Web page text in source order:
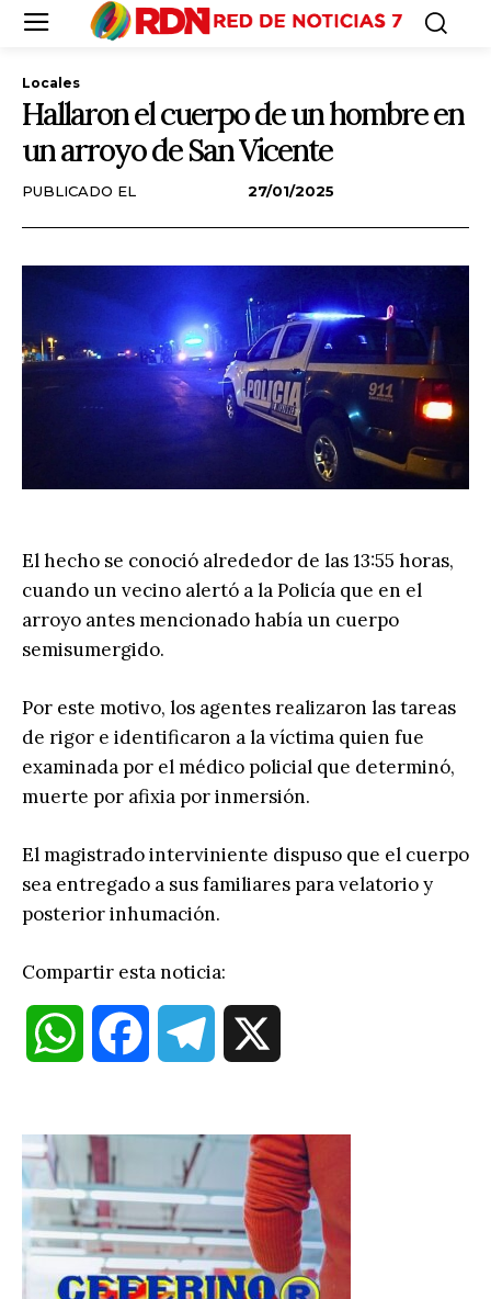
Locales
Hallaron el cuerpo de un hombre en
un arroyo de San Vicente
PUBLICADO EL 27/01/2025
El hecho se conoció alrededor de las 13:55 horas,
cuando un vecino alertó a la Policía que en el
arroyo antes mencionado había un cuerpo
semisumergido.
Por este motivo, los agentes realizaron las tareas
de rigor e identificaron a la víctima quien fue
examinada por el médico policial que determinó,
muerte por afixia por inmersión.
El magistrado interviniente dispuso que el cuerpo
sea entregado a sus familiares para velatorio y
posterior inhumación.
Compartir esta noticia:
W
a
t
s
e
b
l
e
g